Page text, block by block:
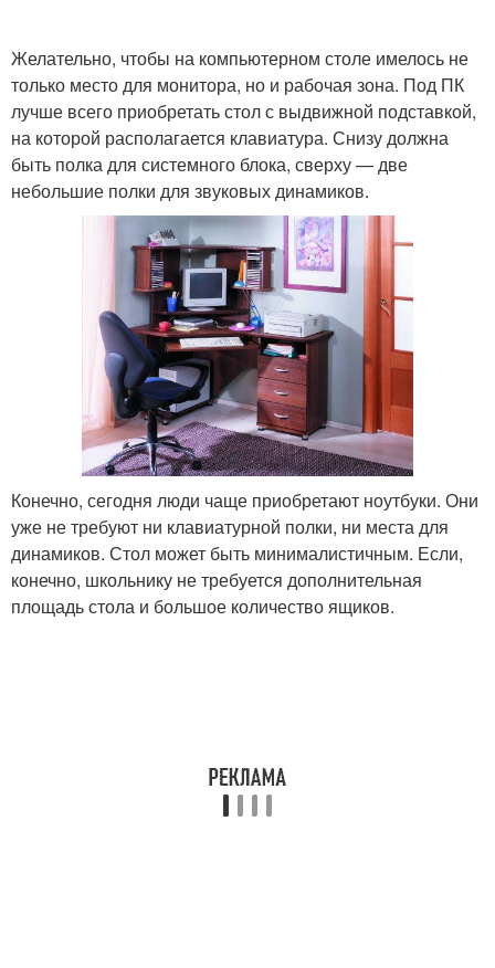
Желательно, чтобы на компьютерном столе имелось не
только место для монитора, но и рабочая зона. Под ПК
лучше всего приобретать стол с выдвижной подставкой,
на которой располагается клавиатура. Снизу должна
быть полка для системного блока, сверху — две
небольшие полки для звуковых динамиков.
Конечно, сегодня люди чаще приобретают ноутбуки. Они
уже не требуют ни клавиатурной полки, ни места для
динамиков. Стол может быть минималистичным. Если,
конечно, школьнику не требуется дополнительная
площадь стола и большое количество ящиков.